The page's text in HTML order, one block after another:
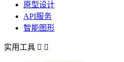
原型设计
API服务
智能图形
实用工具  